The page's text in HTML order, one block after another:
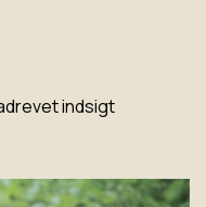
indsigt